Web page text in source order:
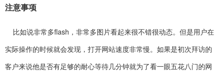
注意事项
比如说非常多flash，非常多图片看起来很不错很动态。但是用户在
实际操作的时候就会发现，打开网站速度非常慢。如果是初次拜访的
客户来说他是否有足够的耐心等待几分钟就为了看一眼五花八门的网